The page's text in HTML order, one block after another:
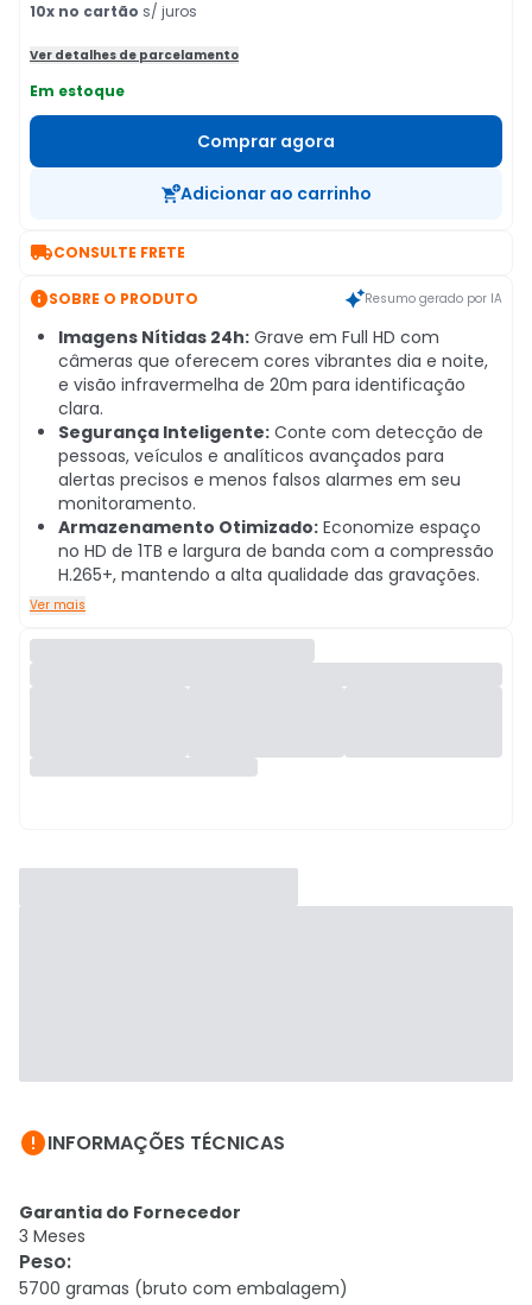
10x no cartão s/ juros
Ver detalhes de parcelamento
Em estoque
Comprar agora
Adicionar ao carrinho
CONSULTE FRETE
SOBRE O PRODUTO Resumo gerado por IA
Imagens Nítidas 24h: Grave em Full HD com
câmeras que oferecem cores vibrantes dia e noite,
e visão infravermelha de 20m para identificação
clara.
Segurança Inteligente: Conte com detecção de
pessoas, veículos e analíticos avançados para
alertas precisos e menos falsos alarmes em seu
monitoramento.
Armazenamento Otimizado: Economize espaço
no HD de 1TB e largura de banda com a compressão
H.265+, mantendo a alta qualidade das gravações.
Ver mais
INFORMAÇÕES TÉCNICAS
Garantia do Fornecedor
3 Meses
Peso:
5700 gramas (bruto com embalagem)